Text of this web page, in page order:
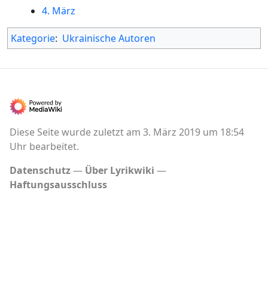
4. März
Kategorie: Ukrainische Autoren
Diese Seite wurde zuletzt am 3. März 2019 um 18:54
Uhr bearbeitet.
Datenschutz
Über Lyrikwiki
Haftungsausschluss